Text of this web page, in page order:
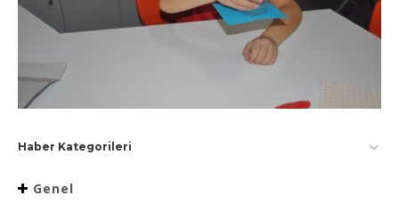
Haber Kategorileri
Genel